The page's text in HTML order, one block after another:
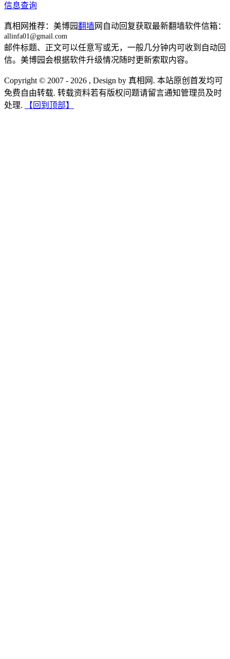
信息查询
真相网推荐：美博园翻墙网自动回复获取最新翻墙软件信箱：
allinfa01@gmail.com
邮件标题、正文可以任意写或无，一般几分钟内可收到自动回
信。美博园会根据软件升级情况随时更新索取内容。
Copyright © 2007 - 2026 , Design by 真相网. 本站原创首发均可
免费自由转载. 转载资料若有版权问题请留言通知管理员及时
处理.
【回到顶部】